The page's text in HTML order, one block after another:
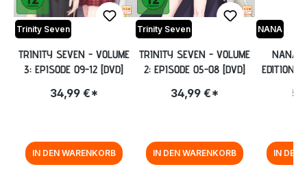
Trinity Seven
TRINITY SEVEN - VOLUME
3: EPISODE 09-12 [DVD]
34,99 €*
IN DEN WARENKORB
Trinity Seven
TRINITY SEVEN - VOLUME
2: EPISODE 05-08 [DVD]
34,99 €*
IN DEN WARENKORB
NANA
NANA -
EDITION
IN DEN